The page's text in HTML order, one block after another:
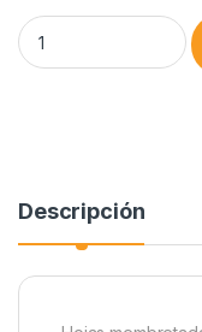
p
m
k
Membretes
Descripción